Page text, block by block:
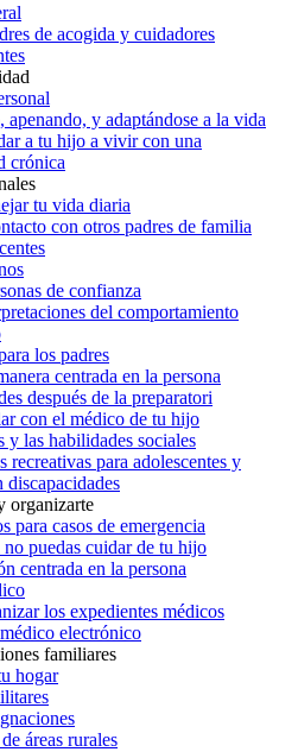
de acogida y cuidadores
apenando, y adaptándose a la vida
a tu hijo a vivir con una
crónica
tu vida diaria
con otros padres de familia
de confianza
del comportamiento
los padres
centrada en la persona
después de la preparatori
con el médico de tu hijo
y las habilidades sociales
recreativas para adolescentes y
discapacidades
organizarte
para casos de emergencia
puedas cuidar de tu hijo
centrada en la persona
los expedientes médicos
electrónico
familiares
hogar
áreas rurales